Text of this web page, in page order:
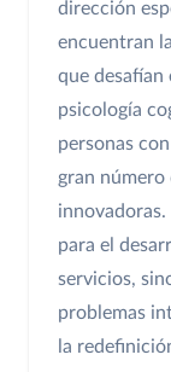
dirección
encuentran
que desafían
psicología
personas
gran número
para el
servicios,
problemas
la